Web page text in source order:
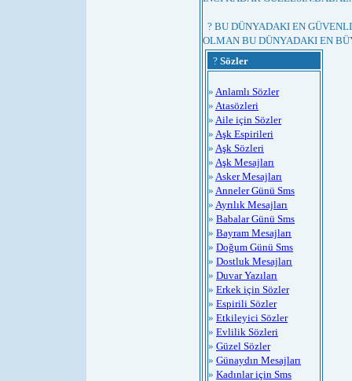
? BU DÜNYADAKI EN
OLMAN BU DÜNYADAKI EN
? Sözler
» Anlamlı Sözler
» Atasözleri
» Aile için Sözler
» Aşk Espirileri
» Aşk Sözleri
» Aşk Mesajları
» Asker Mesajları
» Anneler Günü Sms
» Ayrılık Mesajları
» Babalar Günü Sms
» Bayram Mesajları
» Doğum Günü Sms
» Dostluk Mesajları
» Duvar Yazıları
» Erkek için Sözler
» Espirili Sözler
» Etkileyici Sözler
» Evlilik Sözleri
» Güzel Sözler
» Günaydın Mesajları
» Kadınlar için Sms